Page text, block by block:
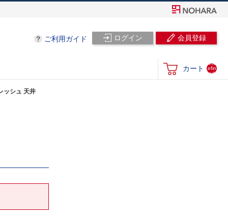
ログイン 会員登録
ご利用ガイド
カート
und
efin
ed
ッシュ 天井